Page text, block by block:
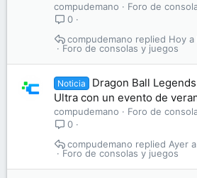
compudemano
Foro de
0
Foro de consolas y juegos
Hoy a
compudemano
Noticia
Dragon Ball
Ultra con un evento de
compudemano
Foro de
0
Foro de consolas y juegos
Ayer
compudemano